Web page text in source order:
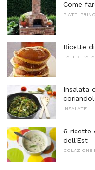
Come
PIATTI
Ricette
LATI DI
Insalata
INSALATE
6 ricette
dell'Est
COLAZIONE